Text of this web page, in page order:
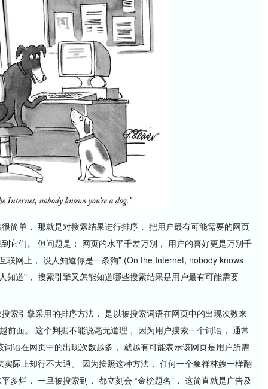
单， 那就是对搜索结果进行排序， 把用户最有可能需要的网页
它们。 但问题是： 网页的水平千差万别， 用户的喜好更是万别千
联网上， 没人知道你是一条狗” (On the Internet, nobody knows
知道”， 搜索引擎又怎能知道哪些搜索结果是用户最有可能需要
引擎采用的排序方法， 是以被搜索词语在网页中的出现次数来
面。 这个判据不能说毫无道理， 因为用户搜索一个词语， 通常
语在网页中的出现次数越多， 就越有可能表示该网页是用户所需
际上却行不大通。 因为按照这种方法， 任何一个象祥林嫂一样翻
多烂， 一旦被搜索到， 都立刻会 “金榜题名”， 这简直就是广告及